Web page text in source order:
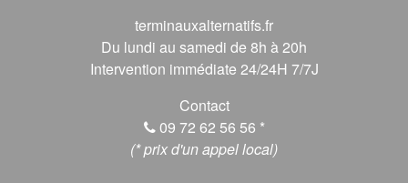
terminauxalternatifs.fr
Du lundi au samedi de 8h à 20h
Intervention immédiate 24/24H 7/7J
Contact
09 72 62 56 56 *
(* prix d'un appel local)